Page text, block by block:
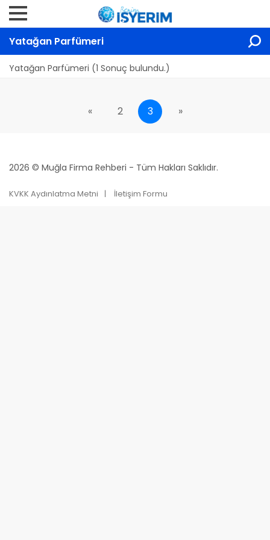
Yatağan Parfümeri
Yatağan Parfümeri (1 Sonuç bulundu.)
« 2 3 »
2026 © Muğla Firma Rehberi - Tüm Hakları Saklıdır.
KVKK Aydınlatma Metni İletişim Formu